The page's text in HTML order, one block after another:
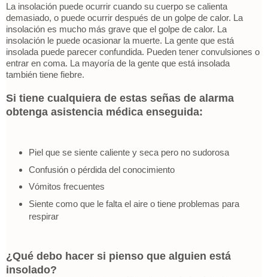
La insolación puede ocurrir cuando su cuerpo se calienta
demasiado, o puede ocurrir después de un golpe de calor. La
insolación es mucho más grave que el golpe de calor. La
insolación le puede ocasionar la muerte. La gente que está
insolada puede parecer confundida. Pueden tener convulsiones o
entrar en coma. La mayoría de la gente que está insolada
también tiene fiebre.
Si tiene cualquiera de estas señas de alarma
obtenga asistencia médica enseguida:
Piel que se siente caliente y seca pero no sudorosa
Confusión o pérdida del conocimiento
Vómitos frecuentes
Siente como que le falta el aire o tiene problemas para
respirar
¿Qué debo hacer si pienso que alguien está
insolado?